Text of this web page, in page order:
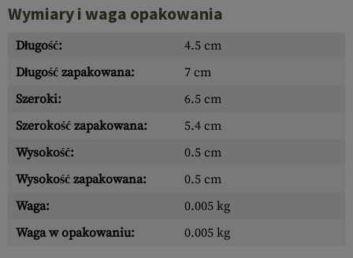
Wymiary i waga opakowania
Długość:
4.5 cm
Długość zapakowana:
7 cm
Szeroki:
6.5 cm
Szerokość zapakowana:
5.4 cm
Wysokość:
0.5 cm
Wysokość zapakowana:
0.5 cm
Waga:
0.005 kg
Waga w opakowaniu:
0.005 kg